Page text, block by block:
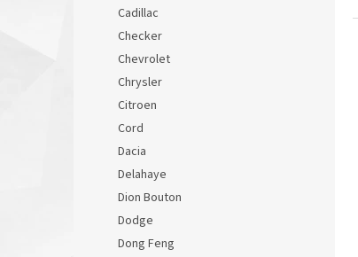
Cadillac
Checker
Chevrolet
Chrysler
Citroen
Cord
Dacia
Delahaye
Dion Bouton
Dodge
Dong Feng